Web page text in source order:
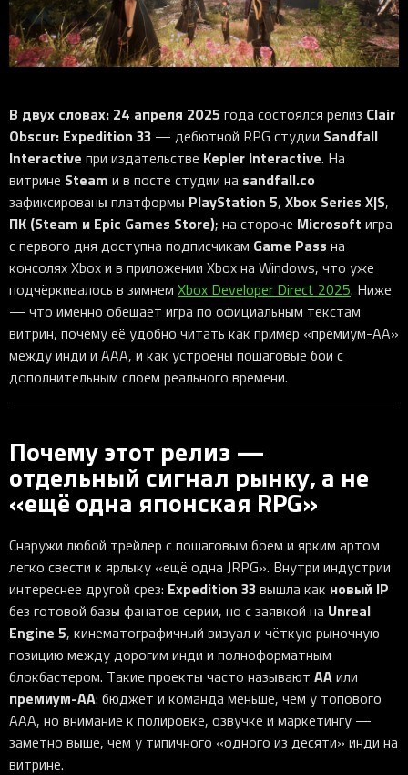
Рюкзаки
Аксессуары
Новинки
Pro Click
Аксессуары для мышей
Игровые мыши
Tartarus
Аксессуары для клавиатур
Все клавиатуры
Hammerhead
Аксессуары для аудио
Все аудио для ПК
Wireless Control Pod
Kraken Kitty
Kiyo
Контроллеры
Ripsaw
Все устройства
Goliathus
Firefly
HyperFlux V2
Sphex
Gigantus
Pro Glide
Pro Click V2
Pro Click V2 Vertical
Pro Type Ergo
Pro Glide XXL
Аксессуары
Коллаборации
Synapse 3
Chroma™ RGB
THX Spatial
7.1 Sound
Synapse 2 Legacy
Virtual Ring Light
Razer Axon
Streamer Companion App
Cortex
iOS-приложения
Киберспорт
Игровые ивенты
В двух словах: 24 апреля 2025 года состоялся релиз Clair
Obscur: Expedition 33 — дебютной RPG студии Sandfall
Interactive при издательстве Kepler Interactive. На
витрине Steam и в посте студии на sandfall.co
зафиксированы платформы PlayStation 5, Xbox Series X|S,
ПК (Steam и Epic Games Store); на стороне Microsoft игра
с первого дня доступна подписчикам Game Pass на
консолях Xbox и в приложении Xbox на Windows, что уже
подчёркивалось в зимнем Xbox Developer Direct 2025. Ниже
— что именно обещает игра по официальным текстам
витрин, почему её удобно читать как пример «премиум-AA»
между инди и AAA, и как устроены пошаговые бои с
дополнительным слоем реального времени.
Почему этот релиз —
отдельный сигнал рынку, а не
«ещё одна японская RPG»
Снаружи любой трейлер с пошаговым боем и ярким артом
легко свести к ярлыку «ещё одна JRPG». Внутри индустрии
интереснее другой срез: Expedition 33вышла как новый IP
без готовой базы фанатов серии, но с заявкой на Unreal
Engine 5, кинематографичный визуал и чёткую рыночную
позицию между дорогим инди и полноформатным
блокбастером. Такие проекты часто называют AA или
премиум-AA: бюджет и команда меньше, чем у топового
AAA, но внимание к полировке, озвучке и маркетингу —
заметно выше, чем у типичного «одного из десяти» инди на
витрине.